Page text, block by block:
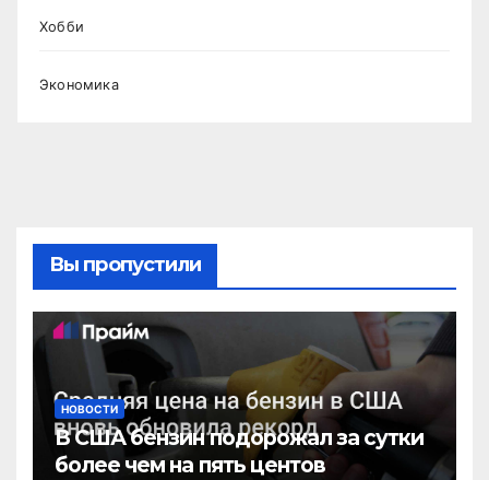
Хобби
Экономика
Вы пропустили
НОВОСТИ
В США бензин подорожал за сутки
более чем на пять центов